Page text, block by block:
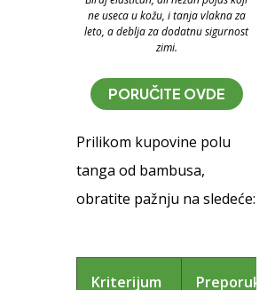
ne useca u kožu, i tanja vlakna za
leto, a deblja za dodatnu sigurnost
zimi.
PORUČITE OVDE
Prilikom kupovine polu
tanga od bambusa,
obratite pažnju na sledeće:
Kriterijum Preporuka